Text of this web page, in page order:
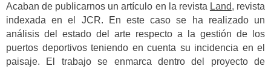
Acaban de publicarnos un artículo en la revista Land, revista
indexada en el JCR. En este caso se ha realizado un
análisis del estado del arte respecto a la gestión de los
puertos deportivos teniendo en cuenta su incidencia en el
paisaje. El trabajo se enmarca dentro del proyecto de